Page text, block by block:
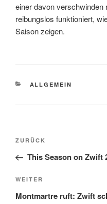
einer davon
reibungslos funktioniert,
Saison zeigen.
KATEGORIEN
ALLGEMEIN
Beitragsnavigation
Vorheriger
Beitrag
ZURÜCK
This Season on Zwift
Nächster
Beitrag
WEITER
Montmartre ruft: Zwift